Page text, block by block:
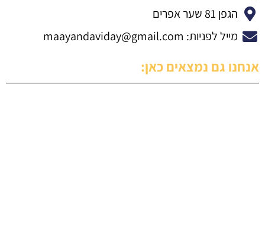
הגפן 81 שער אפרים
מייל לפניות: maayandaviday@gmail.com
אנחנו גם נמצאים כאן: